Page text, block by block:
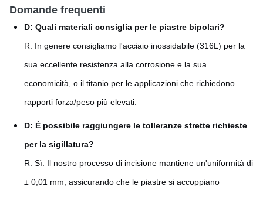
Domande frequenti
D: Quali materiali consiglia per le piastre bipolari?
R: In genere consigliamo l'acciaio inossidabile (316L) per la
sua eccellente resistenza alla corrosione e la sua
economicità, o il titanio per le applicazioni che richiedono
rapporti forza/peso più elevati.
D: È possibile raggiungere le tolleranze strette richieste
per la sigillatura?
R: Sì. Il nostro processo di incisione mantiene un'uniformità di
± 0,01 mm, assicurando che le piastre si accoppiano